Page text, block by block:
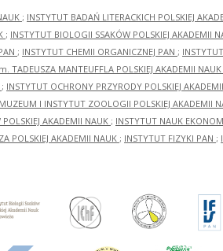
; INSTYTUT BADAŃ LITERACKICH POLSKIEJ
; INSTYTUT BIOLOGII SSAKÓW POLSKIEJ AKADEMII
; INSTYTUT CHEMII ORGANICZNEJ PAN ;
TADEUSZA MANTEUFFLA POLSKIEJ AKADEMII NAUK
; INSTYTUT OCHRONY PRZYRODY POLSKIEJ
MUZEUM I INSTYTUT ZOOLOGII POLSKIEJ AKADEMII
AKADEMII NAUK ; INSTYTUT NAUK
POLSKIEJ AKADEMII NAUK ; INSTYTUT FIZYKI PAN ;